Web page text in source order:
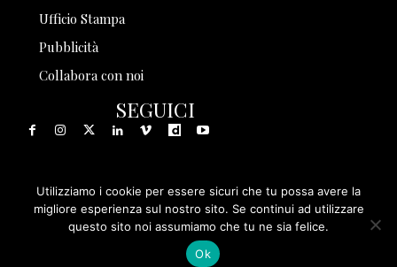
Ufficio Stampa
Pubblicità
Collabora con noi
SEGUICI
© 1999 - 2025 Storia in Rete Srl - Tutti i diritti riservati - P.
IVA 08570971005
Utilizziamo i cookie per essere sicuri che tu possa avere la
migliore esperienza sul nostro sito. Se continui ad utilizzare
questo sito noi assumiamo che tu ne sia felice.
Ok